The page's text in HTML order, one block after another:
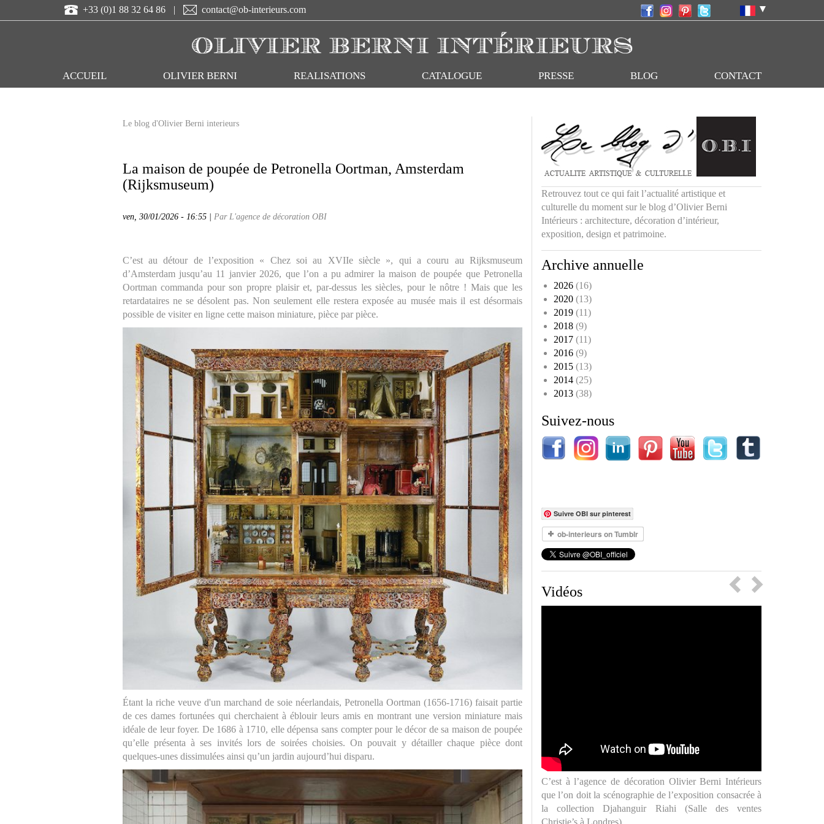
au
+33 (0)1 88 32 64 86 | contact@ob-interieurs.com
ACCUEIL OLIVIER BERNI REALISATIONS CATALOGUE PRESSE BLOG CONTACT
Le blog d'Olivier Berni interieurs
La maison de poupée de Petronella Oortman, Amsterdam
(Rijksmuseum)
ven, 30/01/2026 - 16:55 | Par L'agence de décoration OBI
C’est au détour de l’exposition « Chez soi au XVIIe siècle », qui a couru au Rijksmuseum
d’Amsterdam jusqu’au 11 janvier 2026, que l’on a pu admirer la maison de poupée que Petronella
Oortman commanda pour son propre plaisir et, par-dessus les siècles, pour le nôtre ! Mais que les
retardataires ne se désolent pas. Non seulement elle restera exposée au musée mais il est désormais
possible de visiter en ligne cette maison miniature, pièce par pièce.
Étant la riche veuve d'un marchand de soie néerlandais, Petronella Oortman (1656-1716) faisait partie
de ces dames fortunées qui cherchaient à éblouir leurs amis en montrant une version miniature mais
idéale de leur foyer. De 1686 à 1710, elle dépensa sans compter pour le décor de sa maison de poupée
qu’elle présenta à ses invités lors de soirées choisies. On pouvait y détailler chaque pièce dont
quelques-unes dissimulées ainsi qu’un jardin aujourd’hui disparu.
Retrouvez tout ce qui fait l’actualité artistique et
culturelle du moment sur le blog d’Olivier Berni
Intérieurs : architecture, décoration d’intérieur,
exposition, design et patrimoine.
Archive annuelle
2026 (16)
2020 (13)
2019 (11)
2018 (9)
2017 (11)
2016 (9)
2015 (13)
2014 (25)
2013 (38)
Suivez-nous
Suivre OBI sur pinterest
Vidéos
En créant la collection « Volanges », Olivier Berni a
voulu remettre à l’honneur le foisonnement créatif des
styles décoratifs français des 18e et 19e siècles. Ligne de
passementerie disponible chez « Houlès » en 10
Previous
Next